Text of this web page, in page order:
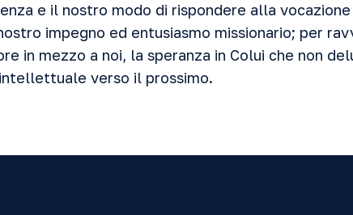
e il nostro modo di rispondere alla vocazione
impegno ed entusiasmo missionario; per
in mezzo a noi, la speranza in Colui che non
verso il prossimo.